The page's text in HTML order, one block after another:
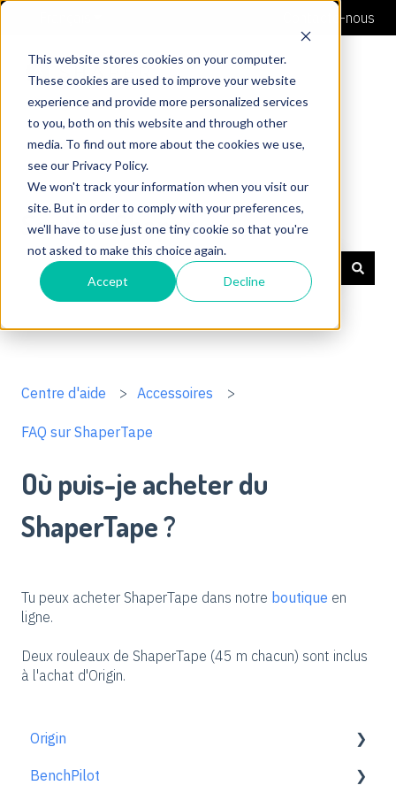
This website stores cookies on your computer.
These cookies are used to improve your website
experience and provide more personalized services
to you, both on this website and through other
media. To find out more about the cookies we use,
see our Privacy Policy.
We won't track your information when you visit our
site. But in order to comply with your preferences,
we'll have to use just one tiny cookie so that you're
not asked to make this choice again.
Accept Decline
Afficher le sous-menu pour les traductions
Contacte-nous
Soutien Shaper
Il n'y a aucune suggestion car le champ de recherche
Centre d'aide Accessoires
FAQ sur ShaperTape
Où puis-je acheter du
ShaperTape ?
Tu peux acheter ShaperTape dans notre boutique en
ligne.
Deux rouleaux de ShaperTape (45 m chacun) sont inclus
à l'achat d'Origin.
Origin
Pour bien démarrer
BenchPilot